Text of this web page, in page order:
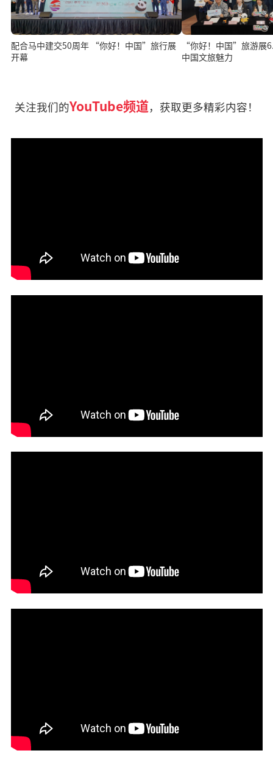
配合马中建交50周年 “你好！中国”旅行展
开幕
“你好！中国”旅游展
中国文旅魅力
关注我们的YouTube频道，获取更多精彩内容！